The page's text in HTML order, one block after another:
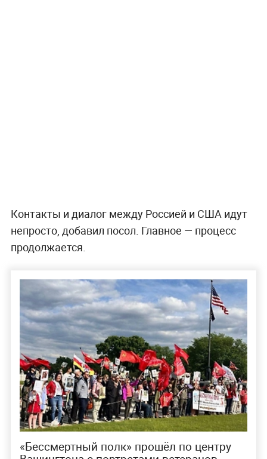
Контакты и диалог между Россией и США идут
непросто, добавил посол. Главное — процесс
продолжается.
«Бессмертный полк» прошёл по центру